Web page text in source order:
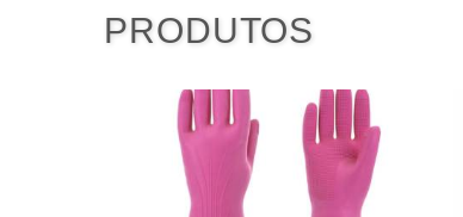
PRODUTOS